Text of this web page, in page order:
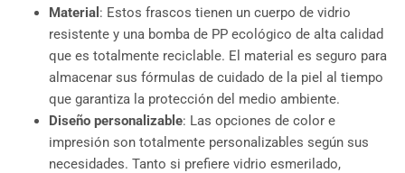
Material : Estos frascos tienen un cuerpo de vidrio
resistente y una bomba de PP ecológico de alta calidad
que es totalmente reciclable. El material es seguro para
almacenar sus fórmulas de cuidado de la piel al tiempo
que garantiza la protección del medio ambiente.
Diseño personalizable: Las opciones de color e
impresión son totalmente personalizables según sus
necesidades. Tanto si prefiere vidrio esmerilado,